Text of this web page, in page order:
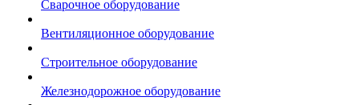
Сварочное оборудование
Вентиляционное оборудование
Строительное оборудование
Железнодорожное оборудование